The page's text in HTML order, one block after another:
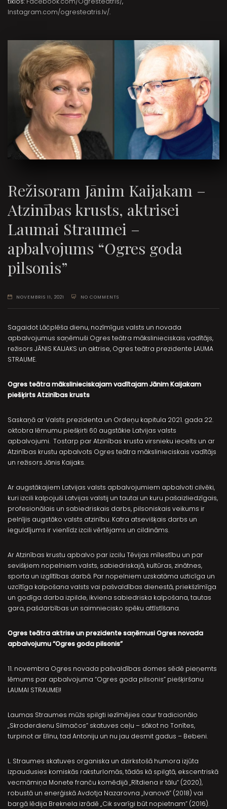
Instagram.com/ogresteatris.lv/.
Režisoram Jānim Kaijakam –
Atzinības krusts, aktrisei
Laumai Straumei –
apbalvojums “Ogres goda
pilsonis”
NOVEMBRIS 11, 2021 NO COMMENTS
Sagaidot Lāčplēša dienu, nozīmīgus valsts un novada
apbalvojumus saņēmuši Ogres teātra mākslinieciskais vadītājs,
režisors JĀNIS KAIJAKS un aktrise, Ogres teātra prezidente LAUMA
STRAUME.
Ogres teātra mākslinieciskajam vadītajam Jānim Kaijakam
piešķirts Atzinības krusts
Saskaņā ar Valsts prezidenta un Ordeņu kapitula 2021. gada 22.
oktobra lēmumu piešķirti 60 augstākie Latvijas valsts
apbalvojumi. Tostarp par Atzinības krusta virsnieku iecelts un ar
Atzinības krustu apbalvots Ogres teātra mākslinieciskais vadītājs
un režisors Jānis Kaijaks.
Ar augstākajiem Latvijas valsts apbalvojumiem apbalvoti cilvēki,
kuri izcili kalpojuši Latvijas valstij un tautai un kuru pašaizliedzīgais,
profesionālais un sabiedriskais darbs, pilsoniskais veikums ir
pelnījis augstāko valsts atzinību. Katra atsevišķais darbs un
ieguldījums ir vienlīdz izcili vērtējams un cildināms.
Ar Atzinības krustu apbalvo par izcilu Tēvijas mīlestību un par
sevišķiem nopelniem valsts, sabiedriskajā, kultūras, zinātnes,
sporta un izglītības darbā. Par nopelniem uzskatāma uzticīga un
uzcītīga kalpošana valsts vai pašvaldības dienestā, priekšzīmīga
un godīga darba izpilde, ikviena sabiedriska kalpošana, tautas
gara, pašdarbības un saimniecisko spēku attīstīšana.
Ogres teātra aktrise un prezidente saņēmusi Ogres novada
apbalvojumu “Ogres goda pilsonis”
11. novembra Ogres novada pašvaldības domes sēdē pieņemts
lēmums par apbalvojuma “Ogres goda pilsonis” piešķiršanu
LAUMAI STRAUMEI!
Laumas Straumes mūžs spilgti iezīmējies caur tradicionālo
„Skroderdienu Silmačos” skatuves ceļu – sākot no Tonītes,
turpinot ar Elīnu, tad Antoniju un nu jau desmit gadus – Bebeni.
L. Straumes skatuves organiska un dzirkstošā humora izjūta
izpaudusies komiskās raksturlomās, tādās kā spilgtā, ekscentriskā
vecmāmiņa Monete franču komēdijā „Rītdiena ir tālu” (2020),
robustā un enerģiskā Avdotja Nazarovna „Ivanovā” (2018) vai
bargā lēdija Breknela izrādē „Cik svarīgi būt nopietnam” (2016).